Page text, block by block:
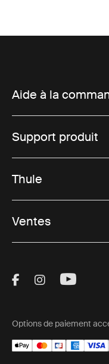
Aide à la
Support produit
Thule
Ventes
Visit Thule on
Visit Thule
Visit
Options de paiement